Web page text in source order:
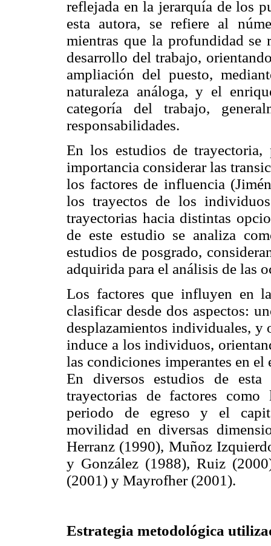
reflejada en la jerarquía de los
esta autora, se refiere al
mientras que la profundidad se
desarrollo del trabajo,
ampliación del puesto,
naturaleza análoga, y el
categoría del trabajo,
responsabilidades.
En los estudios de
importancia considerar las
los factores de influencia
los trayectos de los
trayectorias hacia distintas
de este estudio se analiza
estudios de posgrado,
adquirida para el análisis de las
Los factores que influyen en
clasificar desde dos aspectos:
desplazamientos individuales, y
induce a los individuos,
las condiciones imperantes en
En diversos estudios de
trayectorias de factores
periodo de egreso y el
movilidad en diversas
Herranz (1990), Muñoz
y González (1988), Ruiz
(2001) y Mayrofher (2001).
Estrategia metodológica